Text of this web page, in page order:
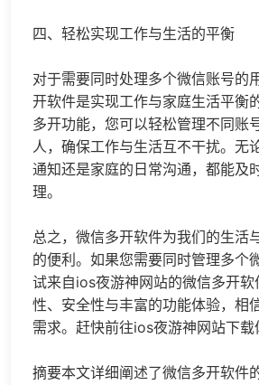
四、轻松实现工作与生活的平衡
对于需要同时处理多个微信账号的
开软件是实现工作与家庭生活平衡
多开功能，您可以轻松管理不同账
人，确保工作与生活互不干扰。无
通知还是家庭的日常沟通，都能及
理。
总之，微信多开软件为我们的生活
的便利。如果您需要同时管理多个
试来自ios夜游神网站的微信多开
性、安全性与丰富的功能体验，相
需求。赶快前往ios夜游神网站下载
摘要本文详细阐述了微信多开软件